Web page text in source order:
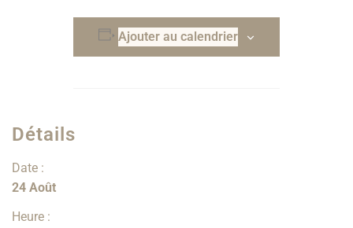
Ajouter au calendrier
Détails
Date :
24 Août
Heure :